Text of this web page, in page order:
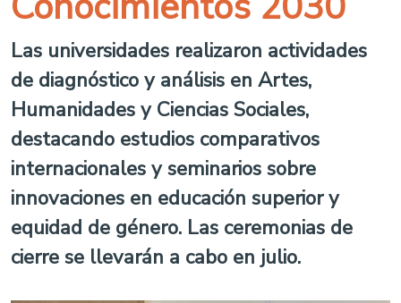
Las universidades realizaron actividades
de diagnóstico y análisis en Artes,
Humanidades y Ciencias Sociales,
destacando estudios comparativos
internacionales y seminarios sobre
innovaciones en educación superior y
equidad de género. Las ceremonias de
cierre se llevarán a cabo en julio.